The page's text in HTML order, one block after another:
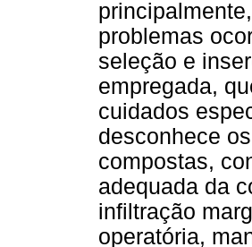
problemas
seleção e
empregada,
cuidados
desconhece
compostas,
adequada da
infiltração
operatória,